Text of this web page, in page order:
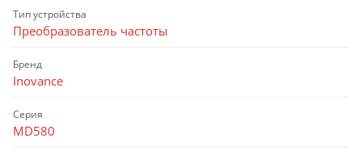
Тип устройства
Преобразователь частоты
Бренд
Inovance
Серия
MD580